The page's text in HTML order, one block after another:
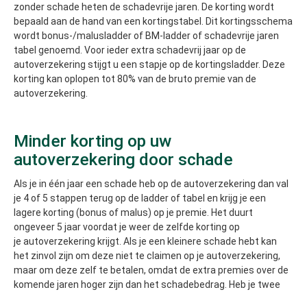
zonder schade heten de schadevrije jaren. De korting wordt
bepaald aan de hand van een kortingstabel. Dit kortingsschema
wordt bonus-/malusladder of BM-ladder of schadevrije jaren
tabel genoemd. Voor ieder extra schadevrij jaar op de
autoverzekering stijgt u een stapje op de kortingsladder. Deze
korting kan oplopen tot 80% van de bruto premie van de
autoverzekering.
Minder korting op uw
autoverzekering door schade
Als je in één jaar een schade heb op de autoverzekering dan val
je 4 of 5 stappen terug op de ladder of tabel en krijg je een
lagere korting (bonus of malus) op je premie. Het duurt
ongeveer 5 jaar voordat je weer de zelfde korting op
je autoverzekering krijgt. Als je een kleinere schade hebt kan
het zinvol zijn om deze niet te claimen op je autoverzekering,
maar om deze zelf te betalen, omdat de extra premies over de
komende jaren hoger zijn dan het schadebedrag. Heb je twee